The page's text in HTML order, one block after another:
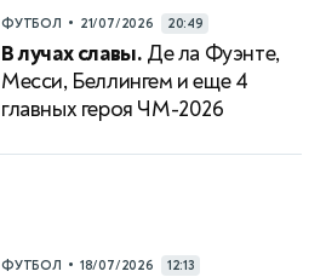
ФУТБОЛ • 21/07/2026 20:49
В лучах славы. Де ла Фуэнте,
Месси, Беллингем и еще 4
главных героя ЧМ-2026
ФУТБОЛ • 18/07/2026 12:13